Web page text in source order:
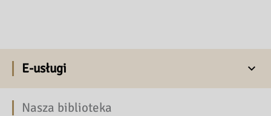
E-usługi
Nasza biblioteka